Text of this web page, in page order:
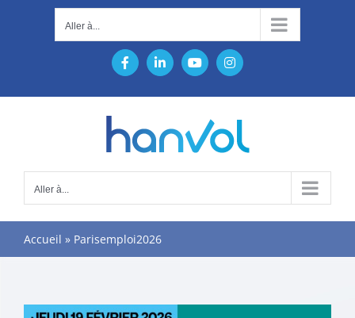
Aller à...
FacebookLinkedInYouTubeInstagram
Aller à...
Accueil » Parisemploi2026